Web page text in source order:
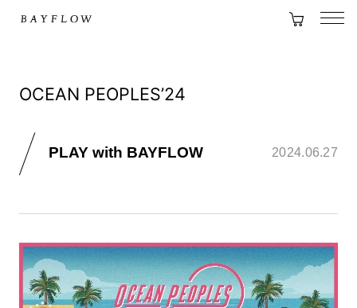
OCEAN PEOPLES’24
PLAY with BAYFLOW 2024.06.27